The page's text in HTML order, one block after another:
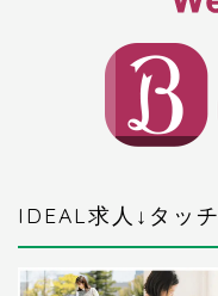
IDEAL求人↓タッチ